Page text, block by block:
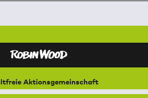
Aktionsgemeinschaft
für Natur und Umwelt